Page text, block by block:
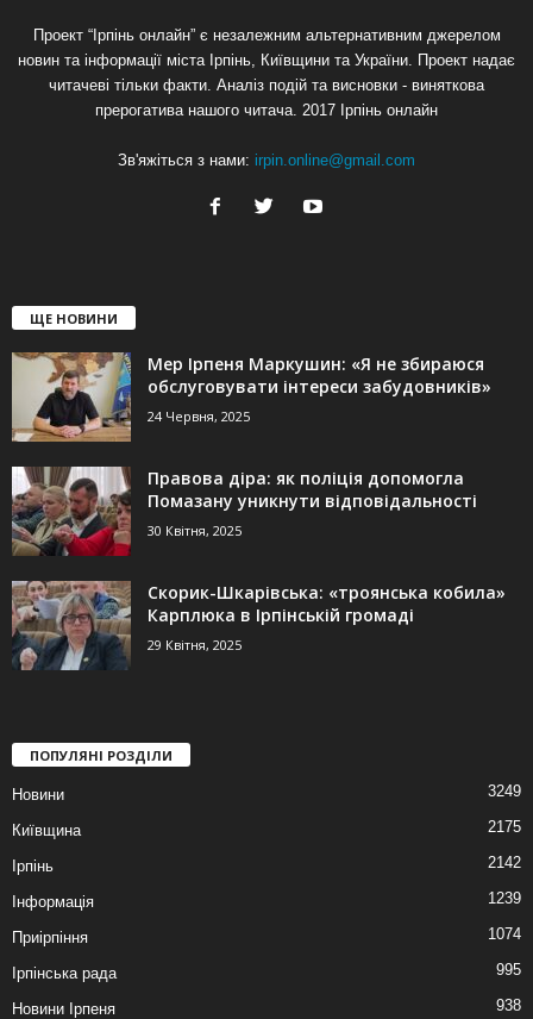
Проект “Ірпінь онлайн” є незалежним альтернативним джерелом
новин та інформації міста Ірпінь, Київщини та України. Проект надає
читачеві тільки факти. Аналіз подій та висновки - виняткова
прерогатива нашого читача. 2017 Ірпінь онлайн
Зв'яжіться з нами: irpin.online@gmail.com
ЩЕ НОВИНИ
Мер Ірпеня Маркушин: «Я не збираюся
обслуговувати інтереси забудовників»
24 Червня, 2025
Правова діра: як поліція допомогла
Помазану уникнути відповідальності
30 Квітня, 2025
Скорик-Шкарівська: «троянська кобила»
Карплюка в Ірпінській громаді
29 Квітня, 2025
ПОПУЛЯНІ РОЗДІЛИ
Новини 3249
Київщина 2175
Ірпінь 2142
Інформація 1239
Приірпіння 1074
Ірпінська рада 995
Новини Ірпеня 938